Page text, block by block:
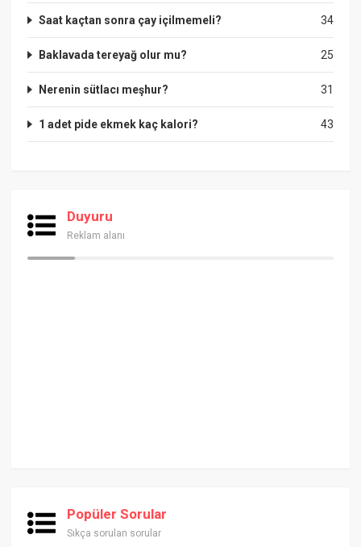
34
Saat kaçtan sonra çay içilmemeli?
25
Baklavada tereyağ olur mu?
31
Nerenin sütlacı meşhur?
43
1 adet pide ekmek kaç kalori?
Duyuru
Reklam alanı
Popüler Sorular
Sıkça sorulan sorular